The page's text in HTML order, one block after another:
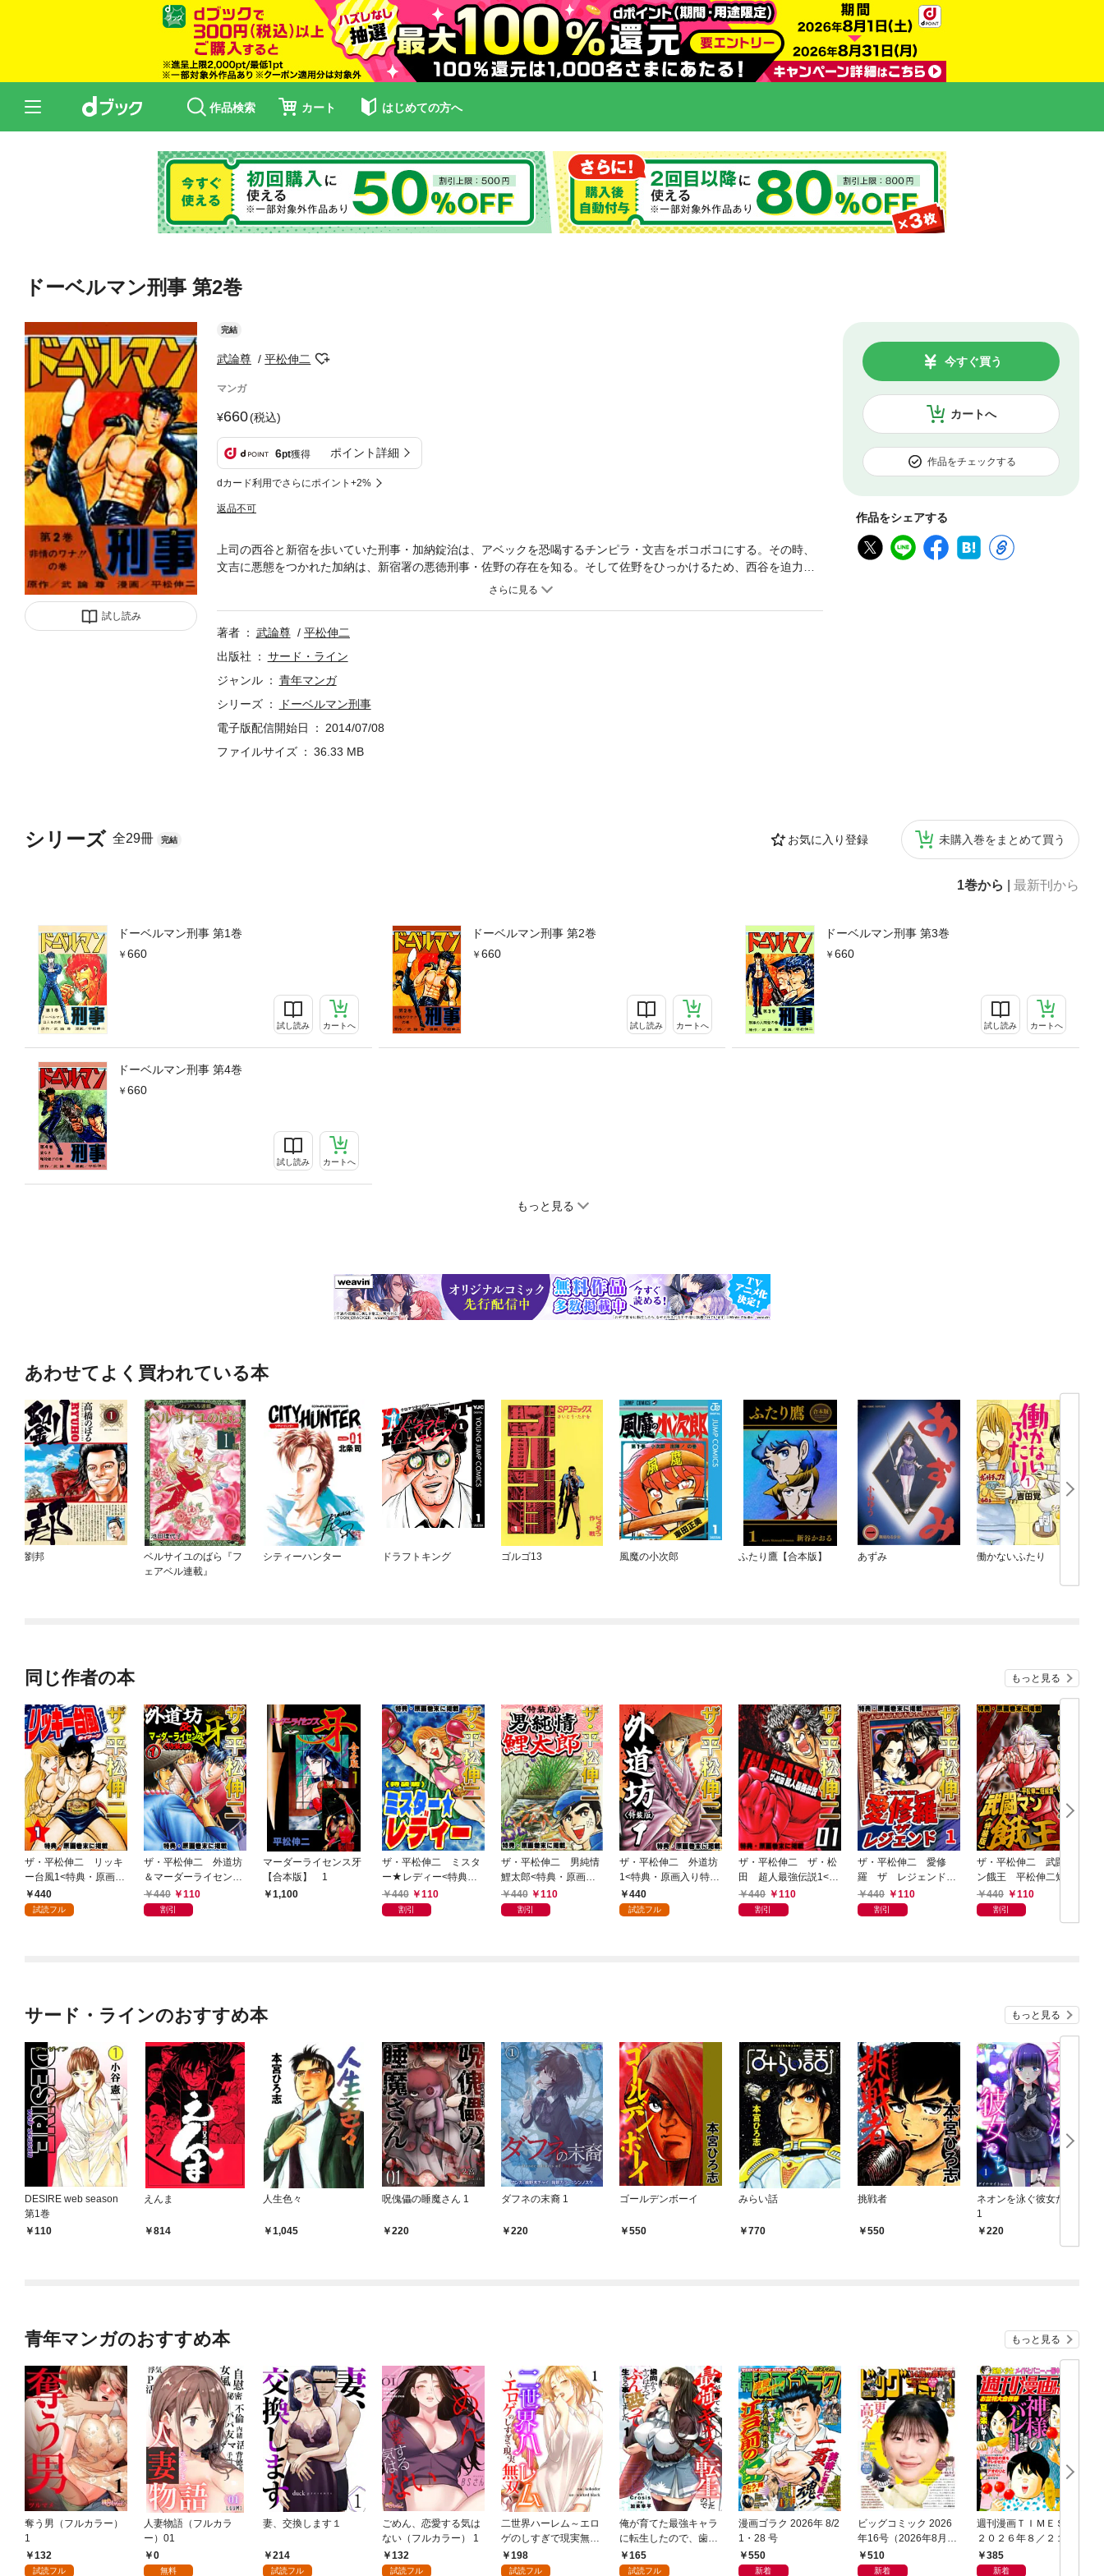
作品検索 カート はじめての方へ
ドーベルマン刑事 第2巻
試し読み
完結
武論尊 平松伸二
マンガ
660(税込)
6pt獲得 ポイント詳細
dカード利用でさらにポイント+2%
返品不可
カートへ
今すぐ買う
作品をチェックする
作品をシェアする
シリーズ 全29冊 完結 お気に入り登録 未購入巻をまとめて買う
1巻から 最新刊から
ドーベルマン刑事 第1巻
660
試し読み カートへ
ドーベルマン刑事 第2巻
660
試し読み カートへ
ドーベルマン刑事 第3巻
660
試し読み カートへ
ドーベルマン刑事 第4巻
660
試し読み カートへ
もっと見る
上司の西谷と新宿を歩いていた刑事・加納錠治は、アベックを恐喝するチンピラ・文吉をボコボコにする。その時、
文吉に悪態をつかれた加納は、新宿署の悪徳刑事・佐野の存在を知る。そして佐野をひっかけるため、西谷を迫力い
っぱいに脅して金を奪い取った加納は、そこへやってきた佐野に路地へと連行されるのだが……!?
著者 武論尊
平松伸二
出版社
サード・ライン
ジャンル
青年マンガ
シリーズ
ドーベルマン刑事
電子版配信開始日
2014/07/08
ファイルサイズ
36.33 MB
あわせてよく買われている本
劉邦
ベルサイユのばら『フ
ェアベル連載』
シティーハンター ドラフトキング ゴルゴ13 風魔の小次郎 ふたり鷹【合本版】 あずみ 働かないふたり
同じ作者の本 もっと見る
ザ・平松伸二 リッキ
ー台風1<特典・原画入
り特装版>
440
試読フル
ザ・平松伸二 外道坊
＆マーダーライセンス
牙1<特典・原画入り特
装版>
440 110
割引
マーダーライセンス牙
【合本版】 1
1,100
ザ・平松伸二 ミスタ
ー★レディー<特典・
原画入り特装版>
440 110
割引
ザ・平松伸二 男純情
鯉太郎<特典・原画入
り特装版>
440 110
割引
ザ・平松伸二 外道坊
1<特典・原画入り特装
版>440
試読フル
ザ・平松伸二 ザ・松
田 超人最強伝説1<特
典・原画入り特装版>
440 110
割引
ザ・平松伸二 愛修
羅 ザ レジェンド1<
特典・原画入り特装版
>
440 110
割引
ザ・平松伸二 武闘マ
ン餓王 平松伸二短編
集<特典・原画入り特
装版>
440 110
割引
サード・ラインのおすすめ本 もっと見る
DESIRE web season
第1巻
110
えんま
814
人生色々
1,045
呪傀儡の睡魔さん 1
220
ダフネの末裔 1
220
ゴールデンボーイ
550
みらい話
770
挑戦者
550
ネオンを泳ぐ彼女たち
1
220
青年マンガのおすすめ本 もっと見る
奪う男（フルカラー）
1
132
試読フル
人妻物語（フルカラ
ー）01
0
無料
妻、交換します１
214
試読フル
ごめん、恋愛する気は
ない（フルカラー） 1
132
試読フル
二世界ハーレム～エロ
ゲのしすぎで現実無双
～１198
試読フル
俺が育てた最強キャラ
に転生したので、歯向
かうヤツはすべてぶん
殴って生きる事にしま
165
試読フル
漫画ゴラク 2026年 8/2
1・28 号
550
新着
ビッグコミック 2026
年16号（2026年8月7
日発売）
510
新着
週刊漫画ＴＩＭＥＳ
２０２６年８／２１・
２８合併号
385
新着